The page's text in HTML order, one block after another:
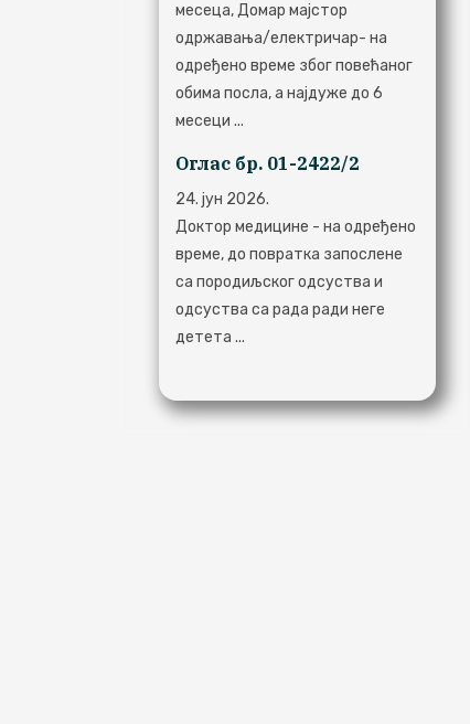
месеца, Домар мајстор
одржавања/електричар- на
одређено време због повећаног
обима посла, а најдуже до 6
месеци ...
Оглас бр. 01-2422/2
24. јун 2026.
Доктор медицине - на одређено
време, до повратка запослене
са породиљског одсуства и
одсуства са рада ради неге
детета ...